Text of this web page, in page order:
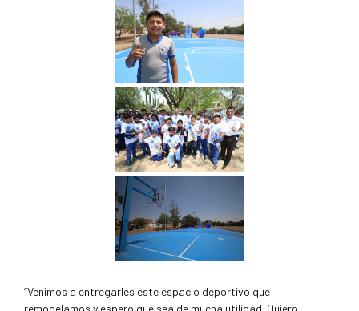
“Venimos a entregarles este espacio deportivo que